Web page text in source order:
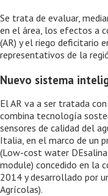
Se trata de evaluar,
en el área, los efectos a
(AR) y el riego deficitario
representativos de la
Nuevo sistema
El AR va a ser tratada
combina tecnología
sensores de calidad del
Italia, en el marco de un
(Low-cost water
module) concedido en la
2014 y desarrollado por
Agrícolas).